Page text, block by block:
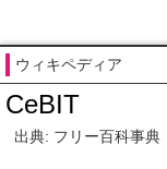
ウィキペディア
CeBIT
出典: フリー百科事